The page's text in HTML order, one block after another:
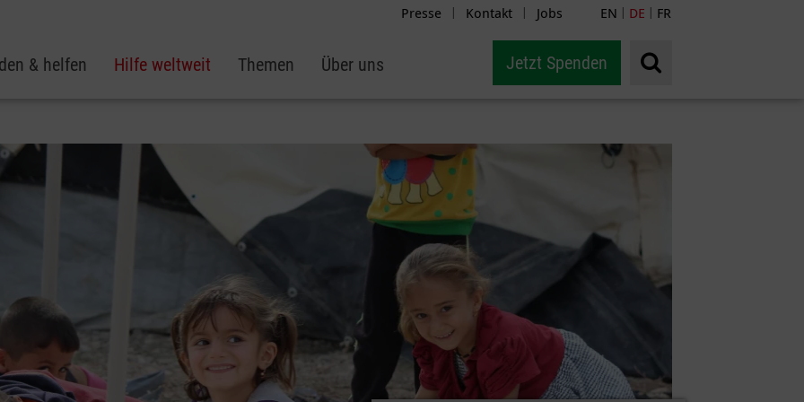
Presse | Kontakt | Jobs EN | DE | FR
& helfen Hilfe weltweit Themen Über uns Jetzt Spenden